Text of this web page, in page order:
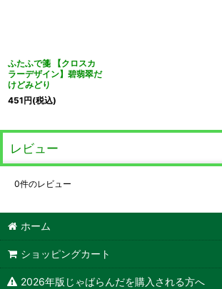
ふたふで箋 【クロスカ
ラーデザイン】碧翡翠だ
けどみどり
451円(税込)
レビュー
0件のレビュー
ホーム
ショッピングカート
2026年版じゃばらんだを購入される方へ